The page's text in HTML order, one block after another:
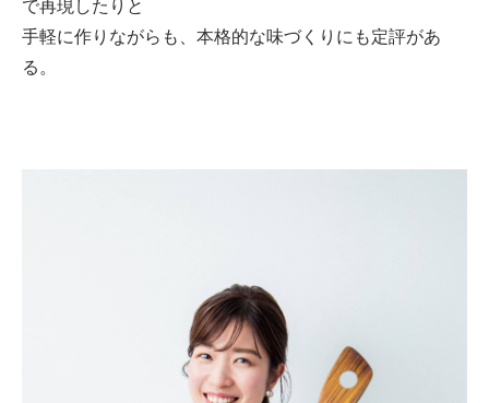
で再現したりと
手軽に作りながらも、本格的な味づくりにも定評があ
る。